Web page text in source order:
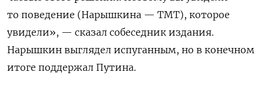
то поведение (Нарышкина — ТМТ), которое
увидели», — сказал собеседник издания.
Нарышкин выглядел испуганным, но в конечном
итоге поддержал Путина.